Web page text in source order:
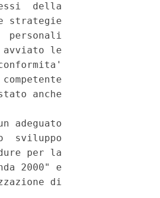
della
strategie
personali
le
anche
adeguato
sviluppo
per la
2000" e
di